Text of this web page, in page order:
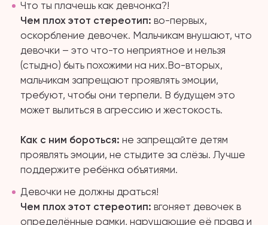
Что ты плачешь как девчонка?!
Чем плох этот стереотип: во-первых,
оскорбление девочек. Мальчикам внушают, что
девочки – это что-то неприятное и нельзя
(стыдно) быть похожими на них.Во-вторых,
мальчикам запрещают проявлять эмоции,
требуют, чтобы они терпели. В будущем это
может вылиться в агрессию и жестокость.
Как с ним бороться: не запрещайте детям
проявлять эмоции, не стыдите за слёзы. Лучше
поддержите ребёнка объятиями.
Девочки не должны драться!
Чем плох этот стереотип: вгоняет девочек в
определённые рамки, нарушающие её права и